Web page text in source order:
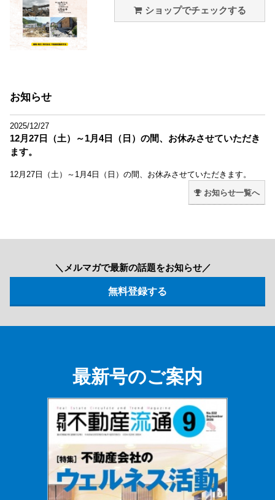
ショップでチェックする
お知らせ
2025/12/27
12月27日（土）～1月4日（日）の間、お休みさせていただき
ます。
12月27日（土）～1月4日（日）の間、お休みさせていただきます。
お知らせ一覧へ
＼メルマガで最新の話題をお知らせ／
最新号のご案内